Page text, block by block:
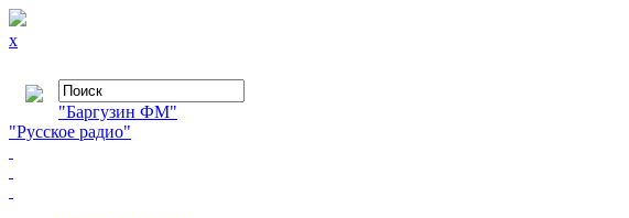
x
"Баргузин ФМ"
"Русское радио"